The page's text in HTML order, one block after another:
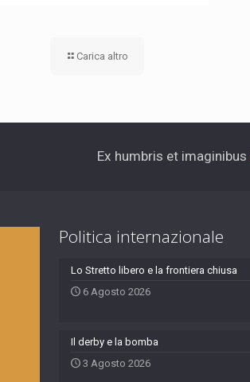
Carica altro
Ex humbris et imaginibus
Politica internazionale
Lo Stretto libero e la frontiera chiusa
6 Agosto 2026
Il derby e la bomba
3 Agosto 2026